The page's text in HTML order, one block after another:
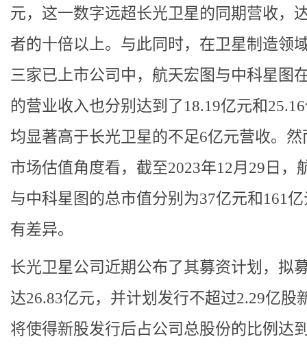
元，这一数字远超长光卫星的同期营收，
者的十倍以上。与此同时，在卫星制造领
三家已上市公司中，航天宏图与中科星图
的营业收入也分别达到了18.19亿元和
均显著高于长光卫星的不足6亿元营收。然
市场估值角度看，截至2023年12月29日，
与中科星图的总市值分别为37亿元和161
有差异。
长光卫星公司近期公布了其募资计划，拟
达26.83亿元，并计划发行不超过2.29亿股
将使得新股发行后占公司总股份的比例达